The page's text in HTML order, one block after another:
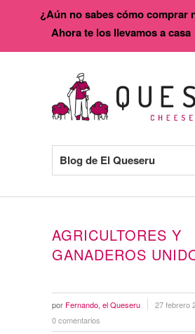
Blog de El Queseru
AGRICULTORES Y
GANADEROS
por Fernando, el Queseru
27 febrero
0 comentarios
¿Aún no sabes cómo comprar
Ahora te los llevamos a casa